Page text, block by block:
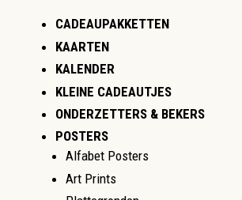
CADEAUPAKKETTEN
KAARTEN
KALENDER
KLEINE CADEAUTJES
ONDERZETTERS & BEKERS
POSTERS
Alfabet Posters
Art Prints